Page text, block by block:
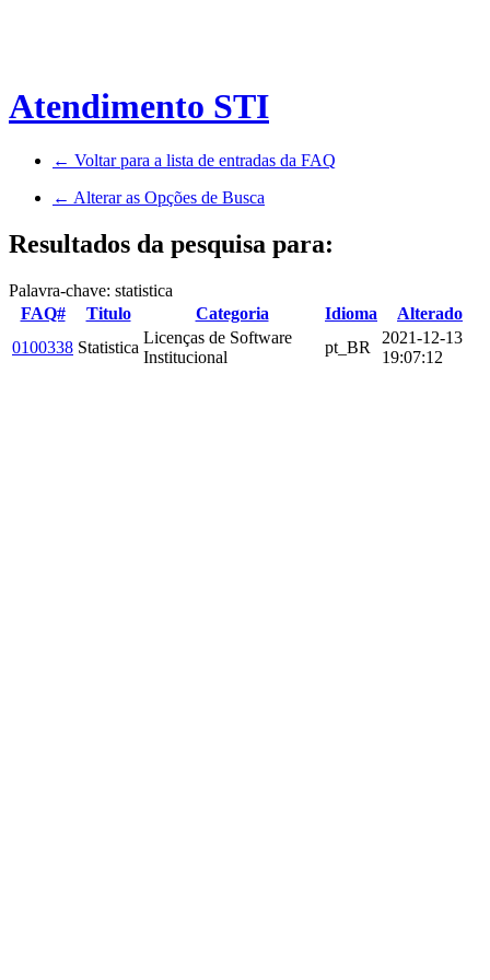
Atendimento STI
← Voltar para a lista de entradas da FAQ
← Alterar as Opções de Busca
Resultados da pesquisa para:
Palavra-chave: statistica
FAQ#
Titulo Categoria Idioma
Alterado
0100338 Statistica
Licenças de Software
Institucional
pt_BR
2021-12-13
19:07:12